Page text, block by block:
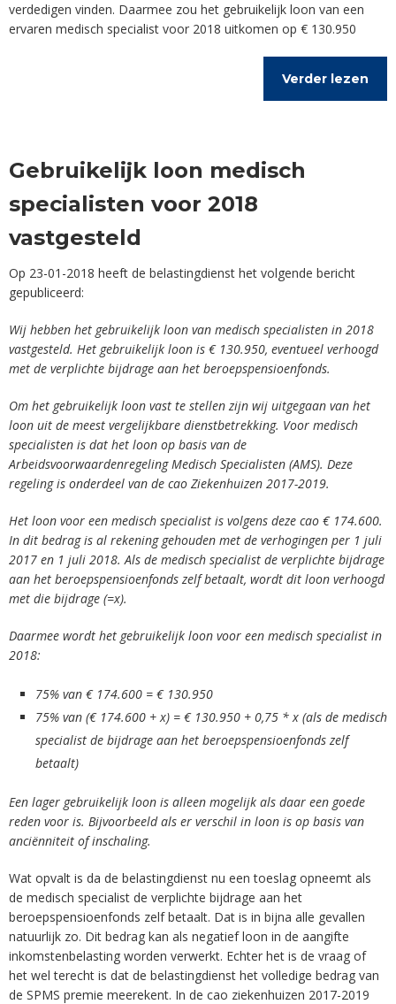
verdedigen vinden. Daarmee zou het gebruikelijk loon van een
ervaren medisch specialist voor 2018 uitkomen op € 130.950
Verder lezen
Gebruikelijk loon medisch
specialisten voor 2018
vastgesteld
Op 23-01-2018 heeft de belastingdienst het volgende bericht
gepubliceerd:
Wij hebben het gebruikelijk loon van medisch specialisten in 2018
vastgesteld. Het gebruikelijk loon is € 130.950, eventueel verhoogd
met de verplichte bijdrage aan het beroepspensioenfonds.
Om het gebruikelijk loon vast te stellen zijn wij uitgegaan van het
loon uit de meest vergelijkbare dienstbetrekking. Voor medisch
specialisten is dat het loon op basis van de
Arbeidsvoorwaardenregeling Medisch Specialisten (AMS). Deze
regeling is onderdeel van de cao Ziekenhuizen 2017-2019.
Het loon voor een medisch specialist is volgens deze cao € 174.600.
In dit bedrag is al rekening gehouden met de verhogingen per 1 juli
2017 en 1 juli 2018. Als de medisch specialist de verplichte bijdrage
aan het beroepspensioenfonds zelf betaalt, wordt dit loon verhoogd
met die bijdrage (=x).
Daarmee wordt het gebruikelijk loon voor een medisch specialist in
2018:
75% van € 174.600 = € 130.950
75% van (€ 174.600 + x) = € 130.950 + 0,75 * x (als de medisch
specialist de bijdrage aan het beroepspensioenfonds zelf
betaalt)
Een lager gebruikelijk loon is alleen mogelijk als daar een goede
reden voor is. Bijvoorbeeld als er verschil in loon is op basis van
anciënniteit of inschaling.
Wat opvalt is da de belastingdienst nu een toeslag opneemt als
de medisch specialist de verplichte bijdrage aan het
beroepspensioenfonds zelf betaalt. Dat is in bijna alle gevallen
natuurlijk zo. Dit bedrag kan als negatief loon in de aangifte
inkomstenbelasting worden verwerkt. Echter het is de vraag of
het wel terecht is dat de belastingdienst het volledige bedrag van
de SPMS premie meerekent. In de cao ziekenhuizen 2017-2019